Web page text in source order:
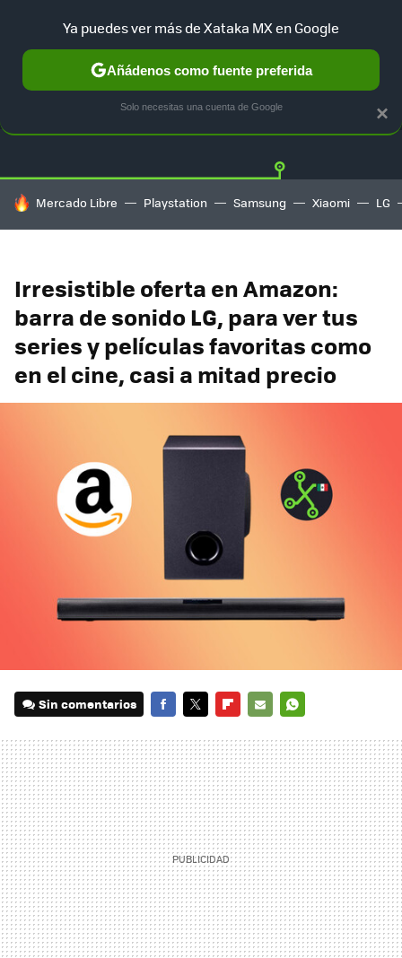
GUÍA DE COMPRAS MERCADO LIBRE
HOY SE HABLA DE
Mercado Libre Playstation Samsung Xiaomi LG
Irresistible oferta en Amazon:
barra de sonido LG, para ver tus
series y películas favoritas como
en el cine, casi a mitad precio
Sin comentarios
MAIL
×
Ya puedes ver más de Xataka MX en Google
Añádenos como fuente preferida
Solo necesitas una cuenta de Google